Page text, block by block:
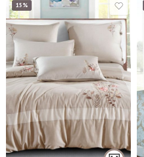
15%
Евро стандарт